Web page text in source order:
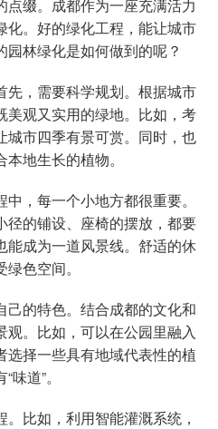
缀。成都作为一座充满活力
化。好的绿化工程，能让城市
林绿化是如何做到的呢？
先，需要科学规划。根据城市
美观又实用的绿地。比如，考
城市四季有景可赏。同时，也
地生长的植物。
，每一个小地方都很重要。
径的铺设、座椅的摆放，都要
能成为一道风景线。舒适的休
色空间。
己的特色。结合成都的文化和
。比如，可以在公园里融入
选择一些具有地域代表性的植
道”。
比如，利用智能灌溉系统，